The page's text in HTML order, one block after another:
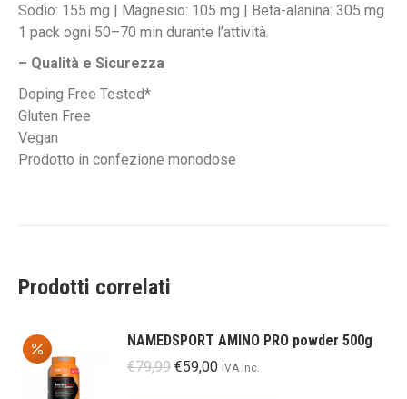
Sodio: 155 mg | Magnesio: 105 mg | Beta-alanina: 305 mg
1 pack ogni 50–70 min durante l’attività.
– Qualità e Sicurezza
Doping Free Tested*
Gluten Free
Vegan
Prodotto in confezione monodose
Prodotti correlati
NAMEDSPORT AMINO PRO powder 500g
€79,99 Il
€59,00IlIVA inc.